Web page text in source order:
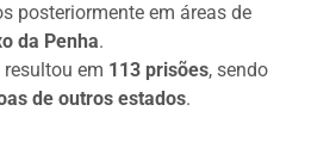
posteriormente em áreas de
da Penha.
em 113 prisões, sendo
de outros estados.